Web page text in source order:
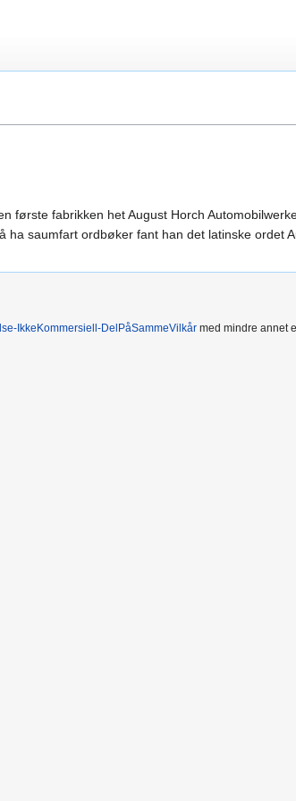
første fabrikken het August Horch
saumfart ordbøker fant han det latinske ordet
IkkeKommersiell-DelPåSammeVilkår med mindre annet